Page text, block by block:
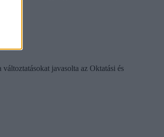
javasolta az Oktatási és